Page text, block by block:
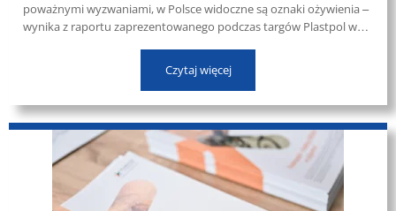
poważnymi wyzwaniami, w Polsce widoczne są oznaki ożywienia –
wynika z raportu zaprezentowanego podczas targów Plastpol w
przedsiębiorstw i generuje obroty rzędu 34 mld euro. ...
Czytaj więcej